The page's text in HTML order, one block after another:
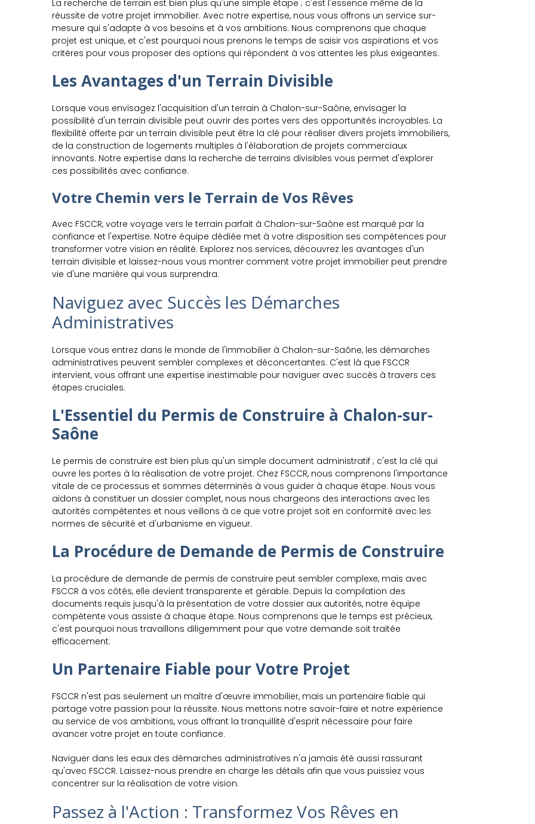
La recherche de terrain est bien plus qu'une simple étape ; c'est l'essence même de la
réussite de votre projet immobilier. Avec notre expertise, nous vous offrons un service sur-
mesure qui s'adapte à vos besoins et à vos ambitions. Nous comprenons que chaque
projet est unique, et c'est pourquoi nous prenons le temps de saisir vos aspirations et vos
critères pour vous proposer des options qui répondent à vos attentes les plus exigeantes.
Les Avantages d'un Terrain Divisible
Lorsque vous envisagez l'acquisition d'un terrain à Chalon-sur-Saône, envisager la
possibilité d'un terrain divisible peut ouvrir des portes vers des opportunités incroyables. La
flexibilité offerte par un terrain divisible peut être la clé pour réaliser divers projets immobiliers,
de la construction de logements multiples à l'élaboration de projets commerciaux
innovants. Notre expertise dans la recherche de terrains divisibles vous permet d'explorer
ces possibilités avec confiance.
Votre Chemin vers le Terrain de Vos Rêves
Avec FSCCR, votre voyage vers le terrain parfait à Chalon-sur-Saône est marqué par la
confiance et l'expertise. Notre équipe dédiée met à votre disposition ses compétences pour
transformer votre vision en réalité. Explorez nos services, découvrez les avantages d'un
terrain divisible et laissez-nous vous montrer comment votre projet immobilier peut prendre
vie d'une manière qui vous surprendra.
Naviguez avec Succès les Démarches
Administratives
Lorsque vous entrez dans le monde de l'immobilier à Chalon-sur-Saône, les démarches
administratives peuvent sembler complexes et déconcertantes. C'est là que FSCCR
intervient, vous offrant une expertise inestimable pour naviguer avec succès à travers ces
étapes cruciales.
L'Essentiel du Permis de Construire à Chalon-sur-
Saône
Le permis de construire est bien plus qu'un simple document administratif ; c'est la clé qui
ouvre les portes à la réalisation de votre projet. Chez FSCCR, nous comprenons l'importance
vitale de ce processus et sommes déterminés à vous guider à chaque étape. Nous vous
aidons à constituer un dossier complet, nous nous chargeons des interactions avec les
autorités compétentes et nous veillons à ce que votre projet soit en conformité avec les
normes de sécurité et d'urbanisme en vigueur.
La Procédure de Demande de Permis de Construire
La procédure de demande de permis de construire peut sembler complexe, mais avec
FSCCR à vos côtés, elle devient transparente et gérable. Depuis la compilation des
documents requis jusqu'à la présentation de votre dossier aux autorités, notre équipe
compétente vous assiste à chaque étape. Nous comprenons que le temps est précieux,
c'est pourquoi nous travaillons diligemment pour que votre demande soit traitée
efficacement.
Un Partenaire Fiable pour Votre Projet
FSCCR n'est pas seulement un maître d'œuvre immobilier, mais un partenaire fiable qui
partage votre passion pour la réussite. Nous mettons notre savoir-faire et notre expérience
au service de vos ambitions, vous offrant la tranquillité d'esprit nécessaire pour faire
avancer votre projet en toute confiance.
Naviguer dans les eaux des démarches administratives n'a jamais été aussi rassurant
qu'avec FSCCR. Laissez-nous prendre en charge les détails afin que vous puissiez vous
concentrer sur la réalisation de votre vision.
Passez à l'Action : Transformez Vos Rêves en